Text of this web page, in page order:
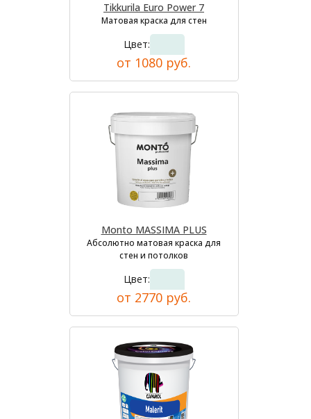
Tikkurila Euro Power 7
Матовая краска для стен
Цвет:
от 1080 руб.
Monto MASSIMA PLUS
Абсолютно матовая краска для
стен и потолков
Цвет:
от 2770 руб.